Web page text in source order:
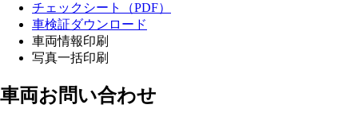
チェックシート（PDF）
車検証ダウンロード
車両情報印刷
写真一括印刷
車両お問い合わせ